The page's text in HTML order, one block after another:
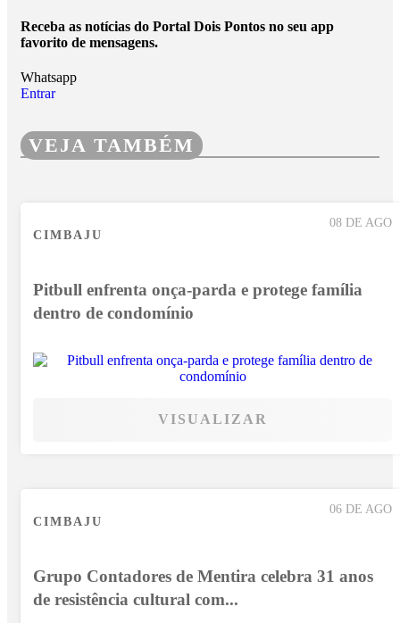
Receba as notícias do Portal Dois Pontos no seu app
favorito de mensagens.
Whatsapp
Entrar
VEJA TAMBÉM
08 DE AGO
CIMBAJU
Pitbull enfrenta onça-parda e protege família
dentro de condomínio
VISUALIZAR
06 DE AGO
CIMBAJU
Grupo Contadores de Mentira celebra 31 anos
de resistência cultural com...